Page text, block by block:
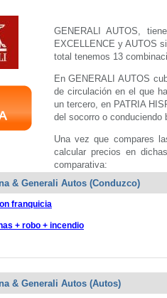
GENERALI AUTOS,
EXCELLENCE y AUTOS
total tenemos 13
En GENERALI AUTOS
de circulación en el que
un tercero, en PATRIA
del socorro o
Una vez que compares
calcular precios en
comparativa:
& Generali Autos (Conduzco)
franquicia
+ robo + incendio
& Generali Autos (Autos)